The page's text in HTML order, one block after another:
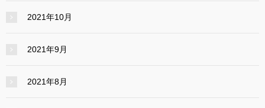
2021年10月
2021年9月
2021年8月